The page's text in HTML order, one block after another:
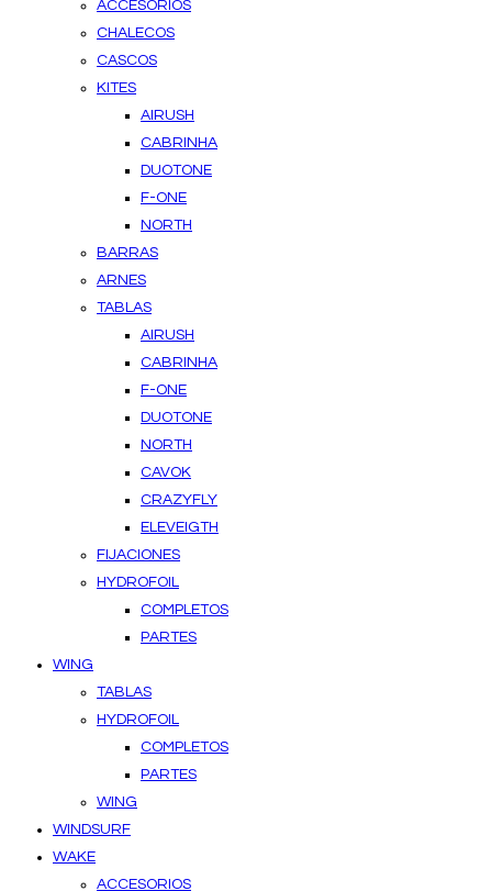
ACCESORIOS
CHALECOS
CASCOS
KITES
AIRUSH
CABRINHA
DUOTONE
F-ONE
NORTH
BARRAS
ARNES
TABLAS
AIRUSH
CABRINHA
F-ONE
DUOTONE
NORTH
CAVOK
CRAZYFLY
ELEVEIGTH
FIJACIONES
HYDROFOIL
COMPLETOS
PARTES
WING
TABLAS
HYDROFOIL
COMPLETOS
PARTES
WING
WINDSURF
WAKE
ACCESORIOS